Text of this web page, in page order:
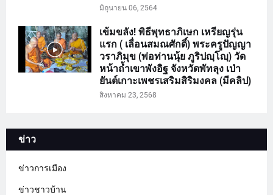
มิถุนายน 06, 2564
เข้มขลัง! พิธีพุทธาภิเษก เหรียญรุ่น
แรก ( เลื่อนสมณศักดิ์) พระครูปัญญา
วราภิมุข (พ่อท่านนุ้ย ภูริปญฺโญฺ) วัด
หน้าถ้ำเขาพังอิฐ จังหวัดพัทลุง เป่า
ยันต์เกาะเพชรเสริมสิริมงคล (มีคลิป)
สิงหาคม 23, 2568
ข่าว
ข่าวการเมือง
ข่าวชาวบ้าน